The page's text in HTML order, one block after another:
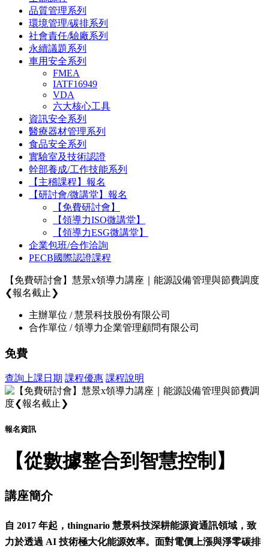
品質管理系列
環境管理/碳排系列
社會責任/驗廠系列
永續議題系列
車用安全系列
FMEA
IATF16949
VDA
六大核心工具
資訊安全系列
醫療器材管理系列
食品安全系列
實驗室及技術認證
幹部養成/工作技能系列
【主稽課程】報名
【研討會/微講堂】報名
【免費研討會】
【領導力ISO微講堂】
【領導力ESG微講堂】
企業包班/合作洽詢
PECB國際認證課程
【免費研討會】慧景x領導力講座｜能源設備管理與節費調度
❮報名截止❯
主辦單位 / 慧景科技股份有限公司
合作單位 / 領導力企業管理顧問有限公司
免費
查詢上課日期 課程優惠 課程說明
報名資訊
【從數據整合到智慧控制】
講座簡介
自 2017 年起，thingnario 慧景科技深耕能源資通訊領域，致
力於透過 AI 技術極大化能源效率。面對電價上漲與淨零碳排